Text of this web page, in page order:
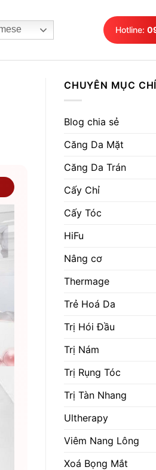
Hotline:
CHUYÊN MỤC
Blog chia sẻ
Căng Da Mặt
Căng Da Trán
Cấy Chỉ
Cấy Tóc
HiFu
Nâng cơ
Thermage
Trẻ Hoá Da
Trị Hói Đầu
Trị Nám
Trị Rụng Tóc
Trị Tàn Nhang
Ultherapy
Viêm Nang Lông
Xoá Bọng Mắt